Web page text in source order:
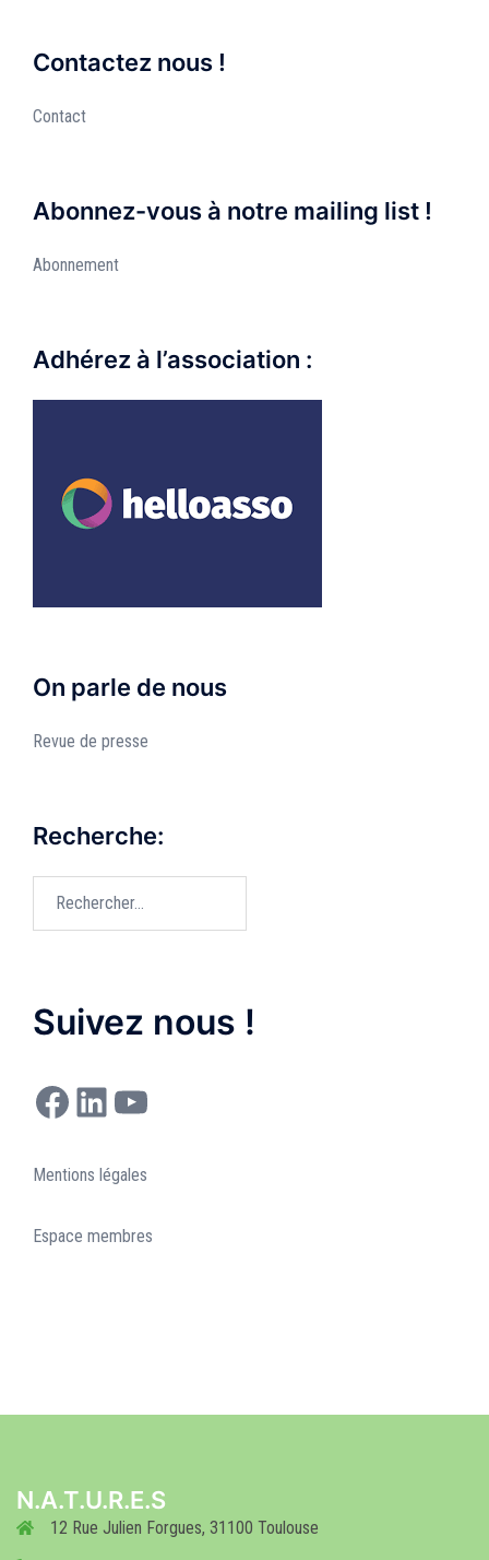
Contactez nous !
Contact
Abonnez-vous à notre mailing list !
Abonnement
Adhérez à l’association :
On parle de nous
Revue de presse
Recherche:
Suivez nous !
Facebook
LinkedIn
YouTube
Mentions légales
Espace membres
N.A.T.U.R.E.S
12 Rue Julien Forgues, 31100 Toulouse